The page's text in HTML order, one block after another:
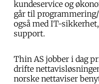
kundeservice og
går til
også med IT-
support.
Thin AS jobber i dag
drifte
norske nettaviser